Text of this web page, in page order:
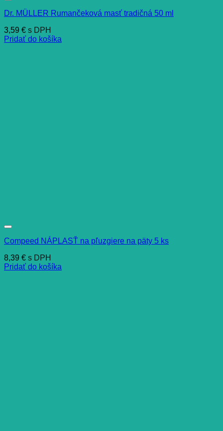
Dr. MÜLLER Rumančeková masť tradičná 50 ml
3,59 € s DPH
Pridať do košíka
Compeed NÁPLASŤ na pľuzgiere na päty 5 ks
8,39 € s DPH
Pridať do košíka